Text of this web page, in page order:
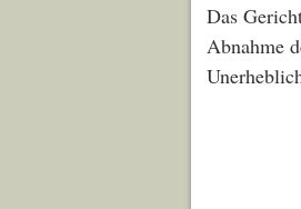
Das
Abnahme